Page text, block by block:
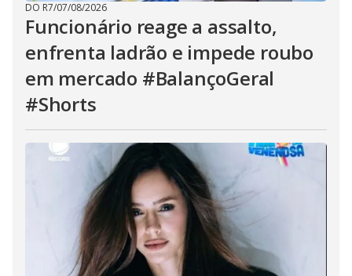
DO R7/07/08/2026
Funcionário reage a assalto,
enfrenta ladrão e impede roubo
em mercado #BalançoGeral
#Shorts